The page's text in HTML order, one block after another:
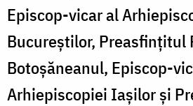
Episcop-vicar al
Bucureștilor, Preasfințitul
Botoșăneanul, Episcop-
Arhiepiscopiei Iașilor și